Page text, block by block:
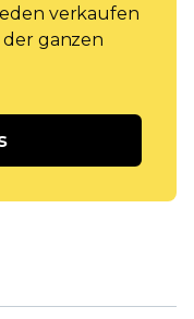
verkaufen
ganzen